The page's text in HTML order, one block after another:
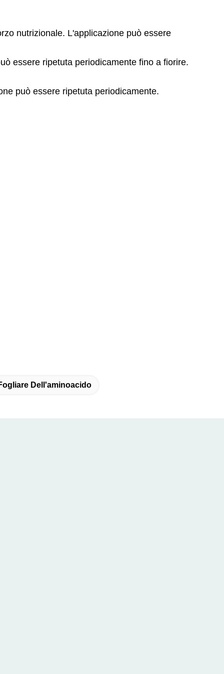
nutrizionale. L'applicazione può essere
essere ripetuta periodicamente fino a fiorire.
può essere ripetuta periodicamente.
Dell'aminoacido